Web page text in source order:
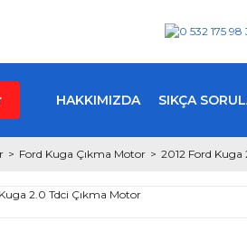
HAKKIMIZDA SIKÇA
Ford Kuga Çıkma Motor 2012 Ford Kuga